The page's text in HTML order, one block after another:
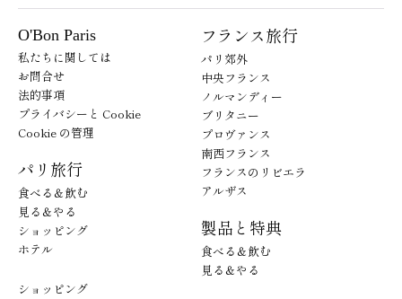
O'Bon Paris
私たちに関しては
お問合せ
法的事項
プライバシーと Cookie
Cookie の管理
パリ旅行
食べる＆飲む
見る＆やる
ショッピング
ホテル
フランス旅行
パリ郊外
中央フランス
ノルマンディー
ブリタニー
プロヴァンス
南西フランス
フランスのリビエラ
アルザス
製品と特典
食べる＆飲む
見る＆やる
ショッピング